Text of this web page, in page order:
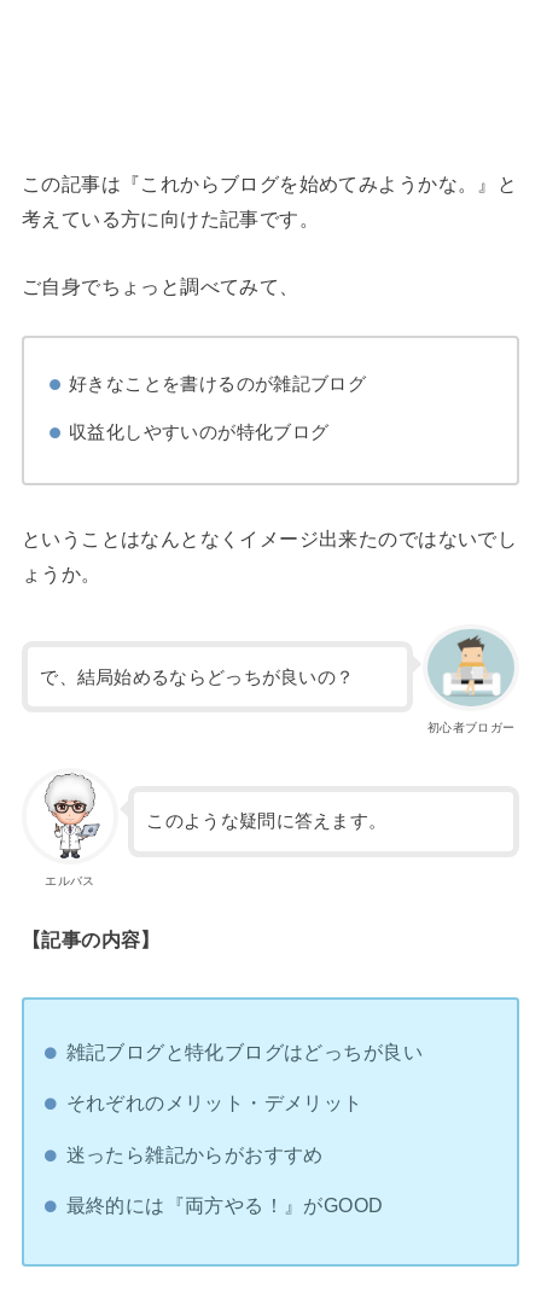
この記事は『これからブログを始めてみようかな。』と
考えている方に向けた記事です。
ご自身でちょっと調べてみて、
好きなことを書けるのが雑記ブログ
収益化しやすいのが特化ブログ
ということはなんとなくイメージ出来たのではないでし
ょうか。
初心者ブロガー
で、結局始めるならどっちが良いの？
エルバス
このような疑問に答えます。
【記事の内容】
雑記ブログと特化ブログはどっちが良い
それぞれのメリット・デメリット
迷ったら雑記からがおすすめ
最終的には『両方やる！』がGOOD